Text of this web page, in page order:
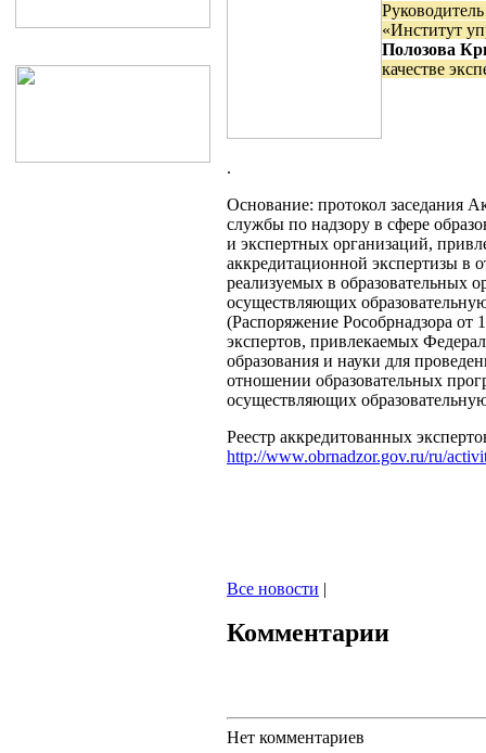
«Институт
Полозова
качестве
.
Основание: протокол заседания
службы по надзору в сфере
и экспертных организаций,
аккредитационной экспертизы в
реализуемых в образовательных
осуществляющих
(Распоряжение Рособрнадзора
экспертов, привлекаемых
образования и науки для
отношении образовательных
осуществляющих
Реестр аккредитованных
http://www.obrnadzor.gov.ru/ru/
Все новости |
Комментарии
Нет комментариев